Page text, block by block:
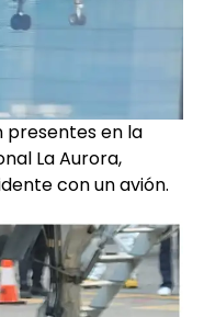
presentes en la
La Aurora,
con un avión.